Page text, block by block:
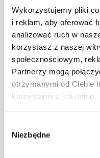
Wykorzystujemy pliki
i reklam, aby oferować
analizować ruch w
korzystasz z naszej
społecznościowym,
Partnerzy mogą
otrzymanymi od Ciebie
korzystania z ich usług.
zgody
Niezbędne
Ulica